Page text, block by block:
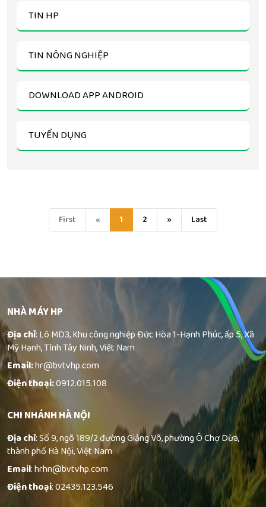
TIN HP
TIN NÔNG NGHIỆP
DOWNLOAD APP ANDROID
TUYỂN DỤNG
First « 1 2 » Last
NHÀ MÁY HP
Địa chỉ: Lô MD3, Khu công nghiệp Đức Hòa 1-Hạnh Phúc, ấp 5, Xã
Mỹ Hạnh, Tỉnh Tây Ninh, Việt Nam
Email:hr@bvtvhp.com
Điện thoại:0912.015.108
CHI NHÁNH HÀ NỘI
Địa chỉ: Số 9, ngõ 189/2 đường Giảng Võ, phường Ô Chợ Dừa,
thành phố Hà Nội, Việt Nam
Email: hrhn@bvtvhp.com
Điện thoại: 02435.123.546